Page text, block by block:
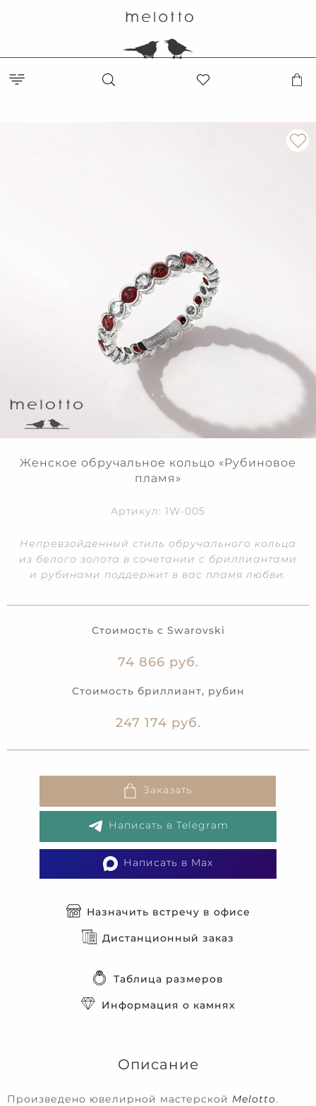
Женское обручальное кольцо «Рубиновое
пламя»
Артикул: 1W-005
Непревзойденный стиль обручального кольца
из белого золота в сочетании с бриллиантами
и рубинами поддержит в вас пламя любви.
Стоимость с Swarovski
74 866 руб.
Стоимость бриллиант, рубин
247 174 руб.
Заказать
Написать в Telegram
Написать в Max
Назначить встречу в офисе
Дистанционный заказ
Таблица размеров
Информация о камнях
Описание
Произведено ювелирной мастерской Melotto.